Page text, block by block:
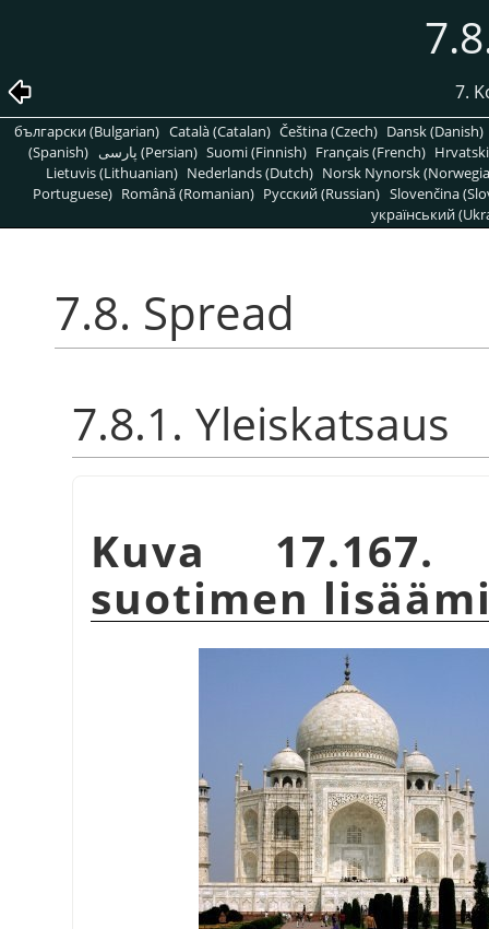
7.
български (Bulgarian) Català (Catalan) Čeština (Czech) Dansk (Danish)
(Spanish)
پارسی (Persian) Suomi (Finnish) Français (French)
Lietuvis (Lithuanian) Nederlands (Dutch) Norsk Nynorsk
Portuguese) Română (Romanian) Pусский (Russian) Slovenčina
український
7.8. Spread
7.8.1. Yleiskatsaus
Kuva 17.167.
suotimen